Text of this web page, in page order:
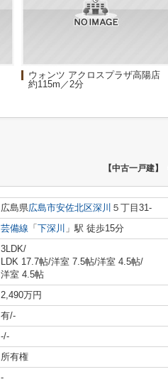
ウォンツ アクロスプラザ高陽店
約115m／2分
【中古一戸建】
広島県広島市安佐北区深川 ５丁目31-
芸備線 「 下深川 」駅 徒歩15分
3LDK/
LDK 17.7帖/洋室 7.5帖/洋室 4.5帖/
洋室 4.5帖
2,490万円
有/-
-/-
所有権
-